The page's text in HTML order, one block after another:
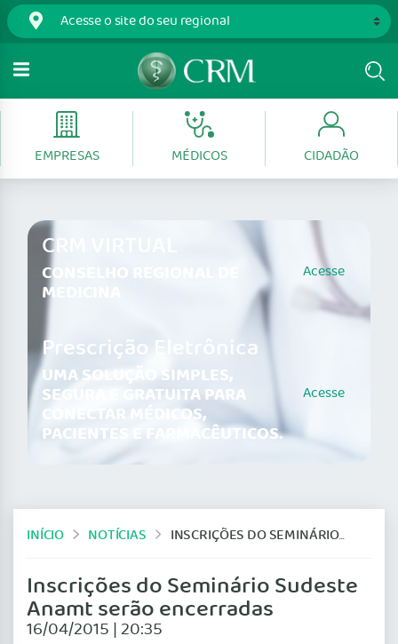
EMPRESAS MÉDICOS CIDADÃO
CRM VIRTUAL
CONSELHO REGIONAL DE
MEDICINA
Acesse
Prescrição Eletrônica
UMA SOLUÇÃO SIMPLES,
SEGURA E GRATUITA PARA
CONECTAR MÉDICOS,
PACIENTES E FARMACÊUTICOS.
Acesse
INÍCIO NOTÍCIAS INSCRIÇÕES DO SEMINÁRIO SUDESTE ANAMT SERÃO ENCERRADAS
Inscrições do Seminário Sudeste
Anamt serão encerradas
16/04/2015 | 20:35